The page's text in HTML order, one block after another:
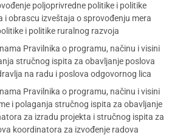
poljoprivredne politike i politike
i obrascu izveštaja o sprovođenju mera
i politike ruralnog razvoja
Pravilnika o programu, načinu i visini
stručnog ispita za obavljanje poslova
na radu i poslova odgovornog lica
Pravilnika o programu, načinu i visini
i polaganja stručnog ispita za obavljanje
za izradu projekta i stručnog ispita za
koordinatora za izvođenje radova